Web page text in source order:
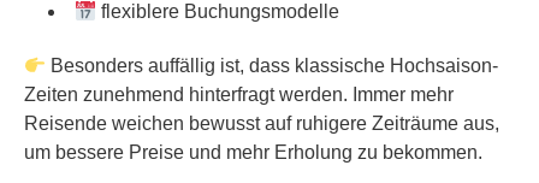
flexiblere Buchungsmodelle
Besonders auffällig ist, dass klassische Hochsaison-
Zeiten zunehmend hinterfragt werden. Immer mehr
Reisende weichen bewusst auf ruhigere Zeiträume aus,
um bessere Preise und mehr Erholung zu bekommen.